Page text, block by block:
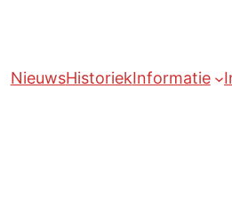
NieuwsHistoriekInformatie